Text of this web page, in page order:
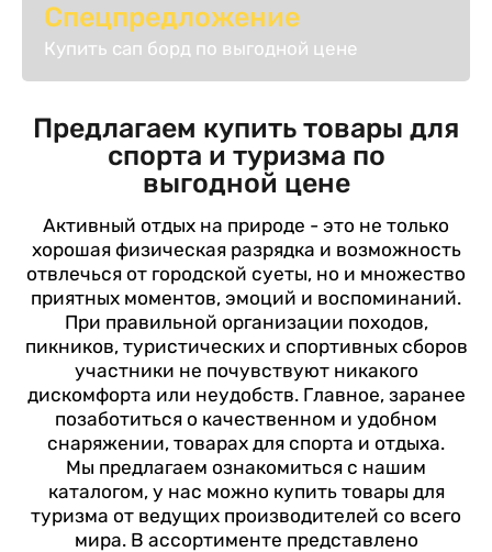
Спецпредложение
Купить сап борд по выгодной цене
Предлагаем купить товары для
спорта и туризма по
выгодной цене
Активный отдых на природе - это не только
хорошая физическая разрядка и возможность
отвлечься от городской суеты, но и множество
приятных моментов, эмоций и воспоминаний.
При правильной организации походов,
пикников, туристических и спортивных сборов
участники не почувствуют никакого
дискомфорта или неудобств. Главное, заранее
позаботиться о качественном и удобном
снаряжении, товарах для спорта и отдыха.
Мы предлагаем ознакомиться с нашим
каталогом, у нас можно купить товары для
туризма от ведущих производителей со всего
мира. В ассортименте представлено